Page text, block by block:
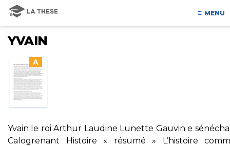
MENU
YVAIN
A
Yvain le roi Arthur Laudine Lunette Gauvin e
Calogrenant Histoire « résumé » L’histoire